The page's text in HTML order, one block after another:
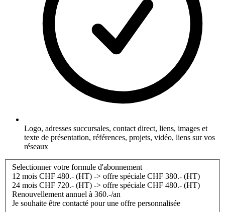
Logo, adresses succursales, contact direct, liens, images et
texte de présentation, références, projets, vidéo, liens sur vos
réseaux
Selectionner votre formule d'abonnement
12 mois CHF 480.- (HT) -> offre spéciale CHF 380.- (HT)
24 mois CHF 720.- (HT) -> offre spéciale CHF 480.- (HT)
Renouvellement annuel à 360.-/an
Je souhaite être contacté pour une offre personnalisée